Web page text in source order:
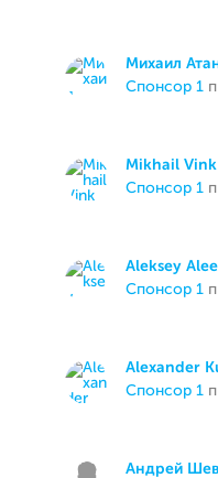
Михаил
спонсор 1
Mikhail Vink
спонсор 1
Aleksey
спонсор 1
Alexander
спонсор 1
Андрей